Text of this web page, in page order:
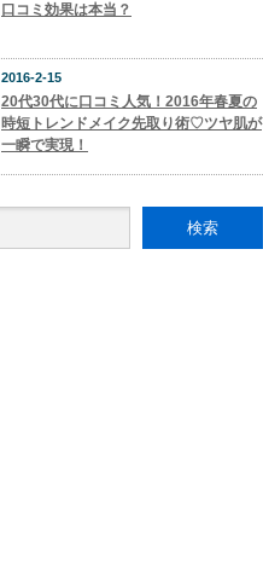
口コミ効果は本当？
2016-2-15
20代30代に口コミ人気！2016年春夏の
時短トレンドメイク先取り術♡ツヤ肌が
一瞬で実現！